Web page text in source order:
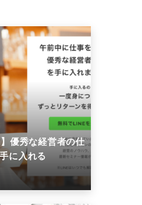
優秀な経営者の仕
に入れる